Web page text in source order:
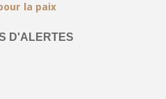
la paix
D'ALERTES